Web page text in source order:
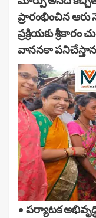
ప్రారంభించిన ఆరు
ప్రక్రియకు శ్రీకారం
వాననకా
• పర్యాటక